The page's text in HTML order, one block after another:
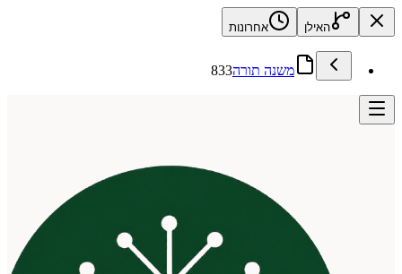
האילן אחרונות
משנה תורה833